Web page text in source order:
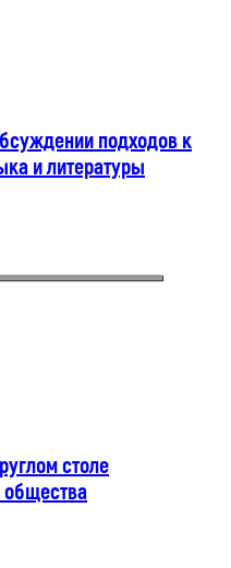
подходов к
и литературы
столе
общества